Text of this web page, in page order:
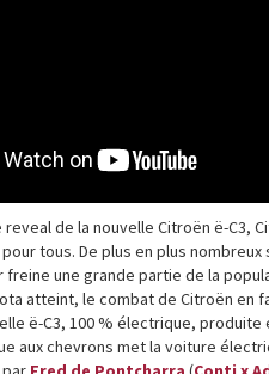
reveal de la nouvelle Citroën ë-C3,
tous. De plus en plus
une grande partie de la
atteint, le combat de Citroën en
ë-C3, 100 % électrique,
aux chevrons met la voiture